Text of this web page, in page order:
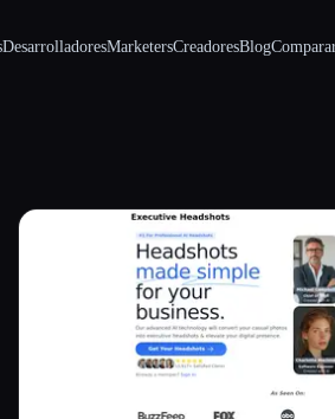
DesarrolladoresMarketersCreadoresBlog